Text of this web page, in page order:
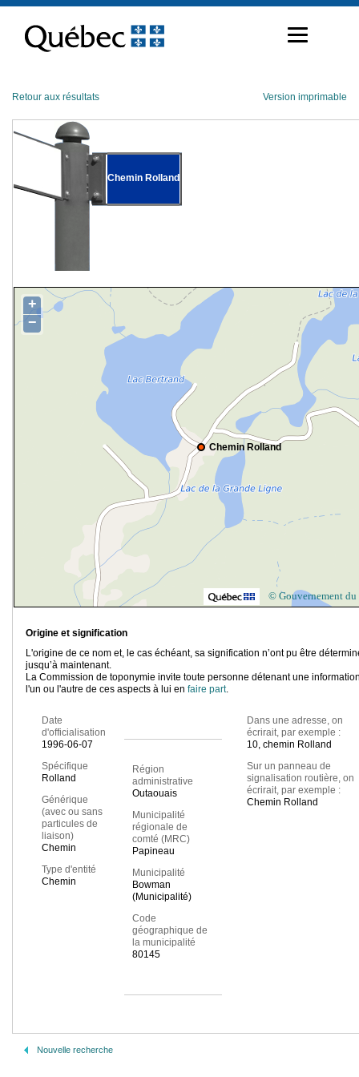
contenu
Retour aux résultats Version imprimable
Chemin Rolland
Chemin Rolland
+
−
© Gouvernement du
Origine et signification
L'origine de ce nom et, le cas échéant, sa signification n’ont pu être
jusqu’à maintenant.
La Commission de toponymie invite toute personne détenant une
l'un ou l'autre de ces aspects à lui en faire part.
Date
d'officialisation
1996-06-07
Spécifique
Rolland
Générique
(avec ou sans
particules de
liaison)
Chemin
Type d'entité
Chemin
Région
administrative
Outaouais
Municipalité
régionale de
comté (MRC)
Papineau
Municipalité
Bowman
(Municipalité)
Code
géographique de
la municipalité
80145
Dans une adresse, on
écrirait, par exemple :
10, chemin Rolland
Sur un panneau de
signalisation routière, on
écrirait, par exemple :
Chemin Rolland
Nouvelle recherche